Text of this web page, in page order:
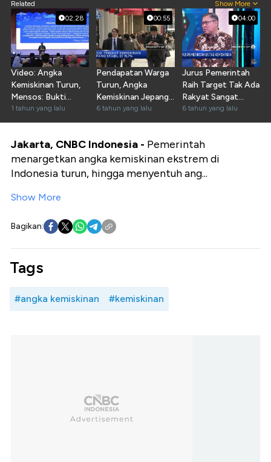
Related Show More
02:28
Video: Angka
Kemiskinan Turun,
Mensos: Bukti
Bansos Tepat
Sasaran
1 tahun yang lalu
00:55
Pendapatan Warga
Turun, Angka
Kemiskinan Jepang
Naik
6 tahun yang lalu
04:00
Jurus Pemerintah
Raih Target Tak Ada
Rakyat Sangat
Miskin
6 tahun yang lalu
Jakarta, CNBC Indonesia - Pemerintah
menargetkan angka kemiskinan ekstrem di
Indonesia turun, hingga menyentuh ang...
Show More
Bagikan:
Tags
#angka kemiskinan #kemiskinan